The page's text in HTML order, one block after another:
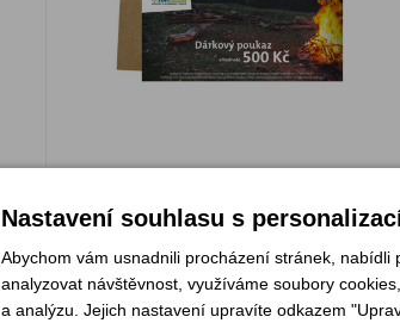
Nastavení souhlasu s
Abychom vám usnadnili procházení stránek,
analyzovat návštěvnost, využíváme soubory
a analýzu. Jejich nastavení upravíte odkazem